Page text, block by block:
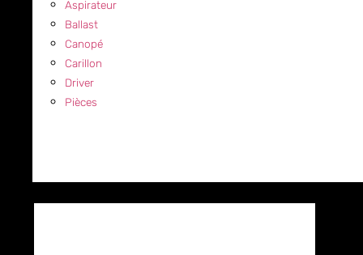
Aspirateur
Ballast
Canopé
Carillon
Driver
Pièces